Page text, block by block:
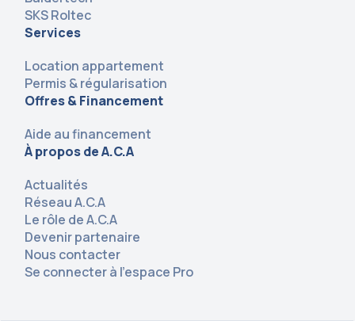
SKS Roltec
Services
Location appartement
Permis & régularisation
Offres & Financement
Aide au financement
À propos de A.C.A
Actualités
Réseau A.C.A
Le rôle de A.C.A
Devenir partenaire
Nous contacter
Se connecter à l’espace Pro